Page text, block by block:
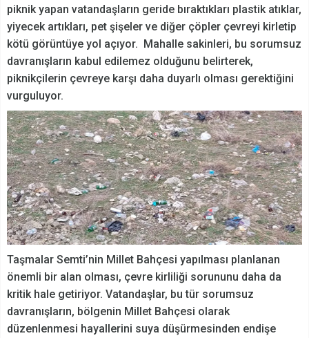
piknik yapan vatandaşların geride bıraktıkları plastik atıklar,
yiyecek artıkları, pet şişeler ve diğer çöpler çevreyi kirletip
kötü görüntüye yol açıyor. Mahalle sakinleri, bu sorumsuz
davranışların kabul edilemez olduğunu belirterek,
piknikçilerin çevreye karşı daha duyarlı olması gerektiğini
vurguluyor.
Taşmalar Semti’nin Millet Bahçesi yapılması planlanan
önemli bir alan olması, çevre kirliliği sorununu daha da
kritik hale getiriyor. Vatandaşlar, bu tür sorumsuz
davranışların, bölgenin Millet Bahçesi olarak
düzenlenmesi hayallerini suya düşürmesinden endişe